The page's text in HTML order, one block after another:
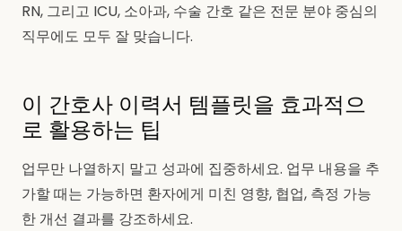
RN, 그리고 ICU, 소아과, 수술 간호 같은 전문 분야 중심의
직무에도 모두 잘 맞습니다.
이 간호사 이력서 템플릿을 효과적으
로 활용하는 팁
업무만 나열하지 말고 성과에 집중하세요. 업무 내용을 추
가할 때는 가능하면 환자에게 미친 영향, 협업, 측정 가능
한 개선 결과를 강조하세요.